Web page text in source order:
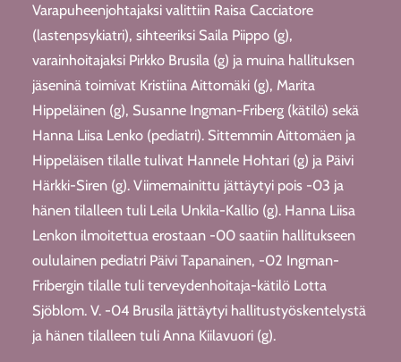
Varapuheenjohtajaksi valittiin Raisa Cacciatore
(lastenpsykiatri), sihteeriksi Saila Piippo (g),
varainhoitajaksi Pirkko Brusila (g) ja muina hallituksen
jäseninä toimivat Kristiina Aittomäki (g), Marita
Hippeläinen (g), Susanne Ingman-Friberg (kätilö) sekä
Hanna Liisa Lenko (pediatri). Sittemmin Aittomäen ja
Hippeläisen tilalle tulivat Hannele Hohtari (g) ja Päivi
Härkki-Siren (g). Viimemainittu jättäytyi pois -03 ja
hänen tilalleen tuli Leila Unkila-Kallio (g). Hanna Liisa
Lenkon ilmoitettua erostaan -00 saatiin hallitukseen
oululainen pediatri Päivi Tapanainen, -02 Ingman-
Fribergin tilalle tuli terveydenhoitaja-kätilö Lotta
Sjöblom. V. -04 Brusila jättäytyi hallitustyöskentelystä
ja hänen tilalleen tuli Anna Kiilavuori (g).